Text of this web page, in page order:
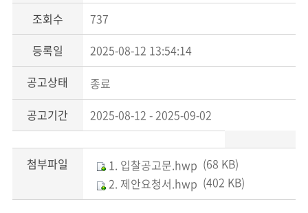
조회수
737
등록일
2025-08-12 13:54:14
공고상태
종료
공고기간
2025-08-12 - 2025-09-02
첨부파일 1. 입찰공고문.hwp (68 KB)
2. 제안요청서.hwp (402 KB)